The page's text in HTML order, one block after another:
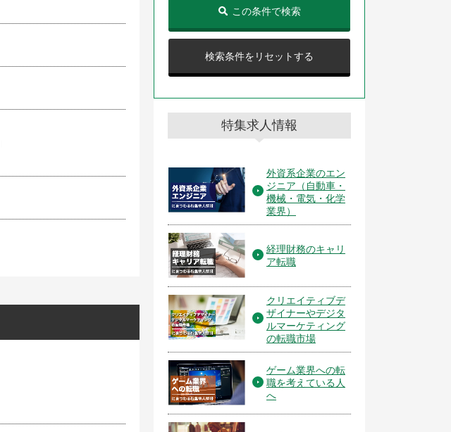
検索条件をリセットする
この条件で検索
特集求人情報
外資系企業のエン
ジニア（自動車・
機械・電気・化学
業界）
経理財務のキャリ
ア転職
クリエイティブデ
ザイナーやデジタ
ルマーケティング
の転職市場
ゲーム業界への転
職を考えている人
へ